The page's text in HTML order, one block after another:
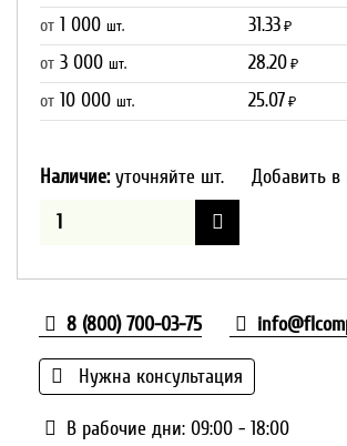
от 1 000 шт. 31.33 ₽
от 3 000 шт. 28.20 ₽
от 10 000 шт. 25.07 ₽
Наличие: уточняйте шт. Добавить в
8 (800) 700-03-75
Нужна консультация
В рабочие дни: 09:00 - 18:00